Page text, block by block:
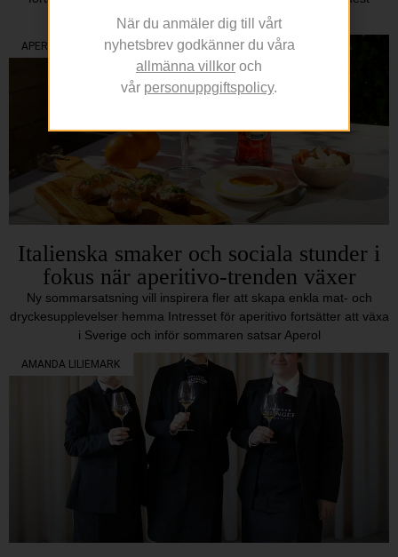
efterfrågade resmål inför sommaren 2026. Färsk
APERITIVO
Italienska smaker och sociala stunder i
fokus när aperitivo-trenden växer
Ny sommarsatsning vill inspirera fler att skapa enkla mat- och
dryckesupplevelser hemma Intresset för aperitivo fortsätter att växa
i Sverige och inför sommaren satsar Aperol
AMANDA LILIEMARK
När du anmäler dig till vårt
nyhetsbrev godkänner du våra
allmänna villkor och
vår personuppgiftspolicy.